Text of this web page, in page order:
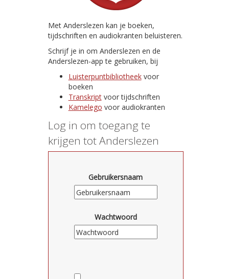
Met Anderslezen kan je boeken,
tijdschriften en audiokranten beluisteren.
Schrijf je in om Anderslezen en de
Anderslezen-app te gebruiken, bij
Luisterpuntbibliotheekvoor
boeken
Transkriptvoor tijdschriften
Kamelego voor audiokranten
Log in om toegang te
krijgen tot Anderslezen
Gebruikersnaam
Wachtwoord